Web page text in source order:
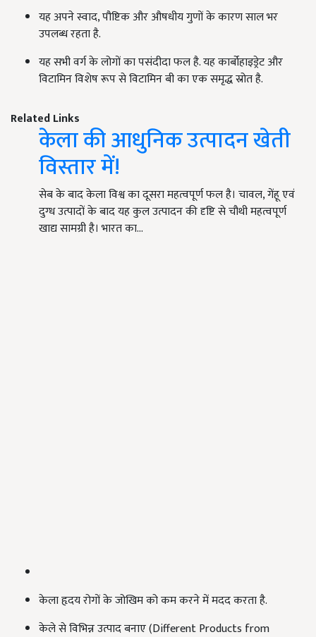
यह अपने स्वाद, पौष्टिक और औषधीय गुणों के कारण साल भर
उपलब्ध रहता है.
यह सभी वर्ग के लोगों का पसंदीदा फल है. यह कार्बोहाइड्रेट और
विटामिन विशेष रूप से विटामिन बी का एक समृद्ध स्रोत है.
Related Links
केला की आधुनिक उत्पादन खेती
विस्तार में!
सेब के बाद केला विश्व का दूसरा महत्वपूर्ण फल है। चावल, गेंहू एवं
दुग्ध उत्पादों के बाद यह कुल उत्पादन की दृष्टि से चौथी महत्वपूर्ण
खाद्य सामग्री है। भारत का…
केला हृदय रोगों के जोखिम को कम करने में मदद करता है.
केले से विभिन्न उत्पाद बनाए (Different Products from